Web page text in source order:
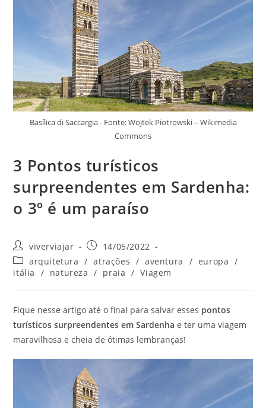
Basílica di Saccargia - Fonte: Wojtek Piotrowski – Wikimedia
Commons
3 Pontos turísticos
surpreendentes em Sardenha:
o 3º é um paraíso
Autor
do
post:
viverviajar
Post
publicado:
14/05/2022
Categoria
do
arquitetura / atrações / aventura / europa /
itália
/ natureza / praia / Viagem
Fique nesse artigo até o final para salvar esses pontos
turísticos surpreendentes em Sardenha e ter uma viagem
maravilhosa e cheia de ótimas lembranças!